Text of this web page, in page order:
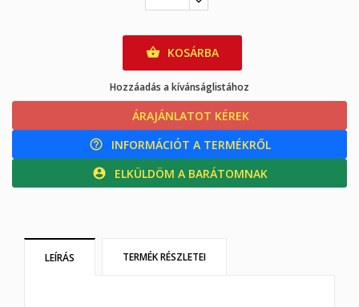
 KOSÁRBA
Hozzáadás a kívánságlistához
calculator
ÁRAJÁNLATOT KÉREK
help_outline INFORMÁCIÓT A TERMÉKRŐL
account_circle ELKÜLDÖM A BARÁTOMNAK
LEÍRÁS TERMÉK RÉSZLETEI